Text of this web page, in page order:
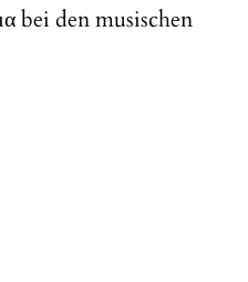
bei den musischen